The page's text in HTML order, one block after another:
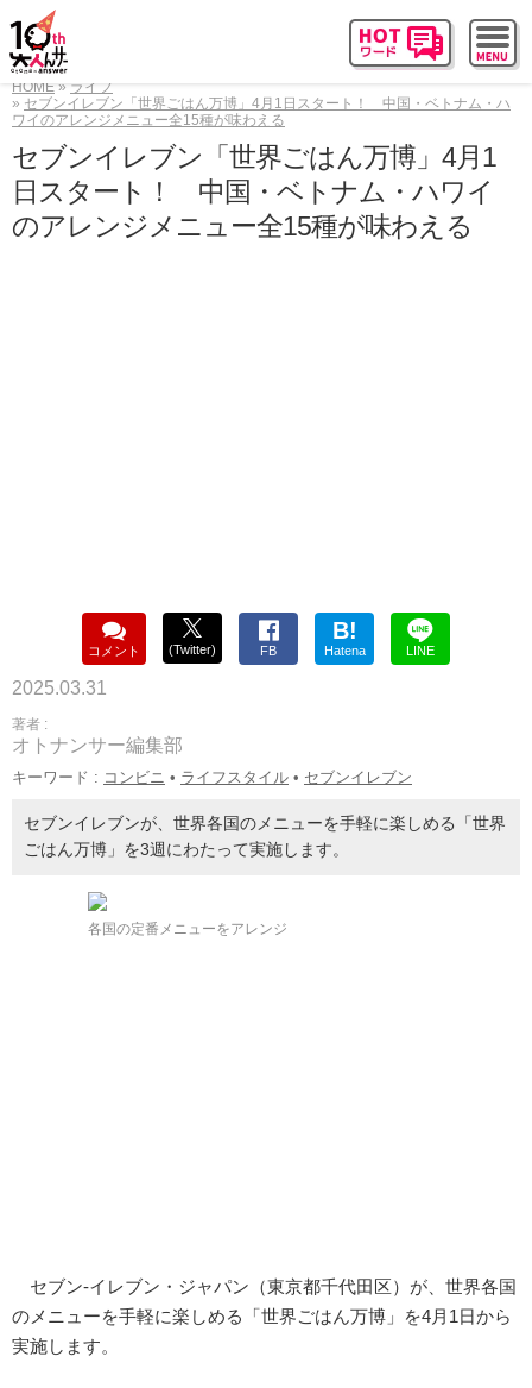
HOME
ライフ
セブンイレブン「世界ごはん万博」4月1日スタート！ 中国・ベトナム・ハ
ワイのアレンジメニュー全15種が味わえる
セブンイレブン「世界ごはん万博」4月1
日スタート！ 中国・ベトナム・ハワイ
のアレンジメニュー全15種が味わえる
コメント (Twitter) FB
B!
Hatena LINE
2025.03.31
著者 :
オトナンサー編集部
キーワード : コンビニ • ライフスタイル • セブンイレブン
セブンイレブンが、世界各国のメニューを手軽に楽しめる「世界
ごはん万博」を3週にわたって実施します。
各国の定番メニューをアレンジ
セブン‐イレブン・ジャパン（東京都千代田区）が、世界各国
のメニューを手軽に楽しめる「世界ごはん万博」を4月1日から
実施します。